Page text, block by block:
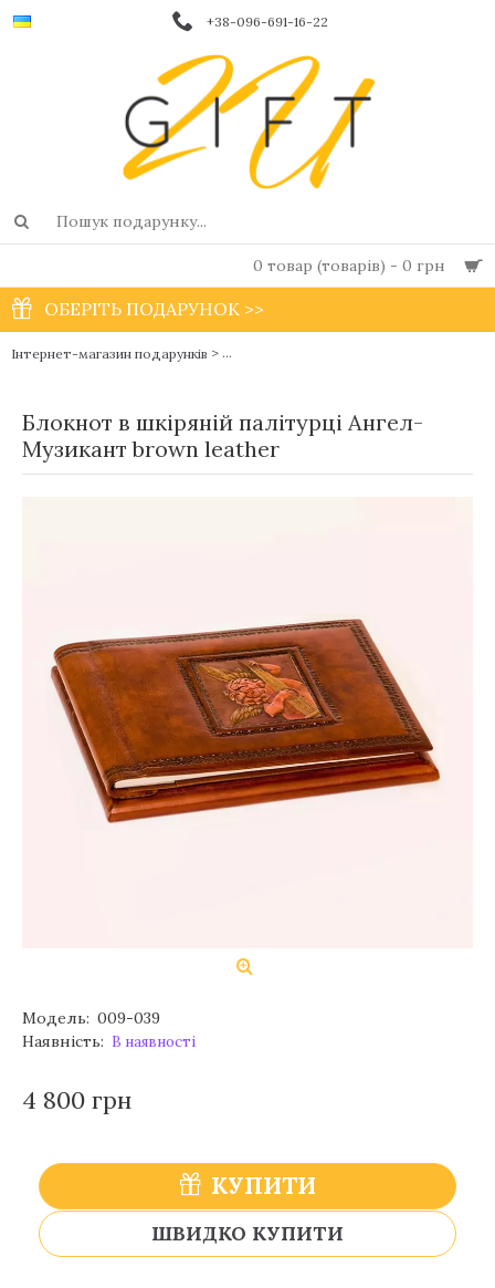
+38-096-691-16-22
0 товар (товарів) - 0 грн
ОБЕРІТЬ ПОДАРУНОК >>
Інтернет-магазин подарунків > Дизайнерські жіночі шкіряні блокноти
Блокнот в шкіряній палітурці Ангел-
Музикант brown leather
Модель: 009-039
Наявність: В наявності
4 800 грн
КУПИТИ
ШВИДКО КУПИТИ